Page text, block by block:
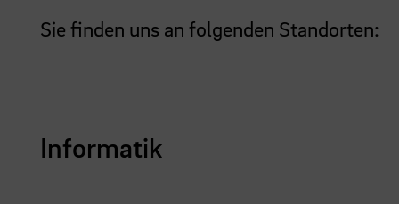
Sie finden uns an folgenden Standorten:
Informatik